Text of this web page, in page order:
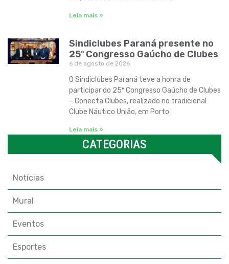
Leia mais »
Sindiclubes Paraná presente no
25º Congresso Gaúcho de Clubes
6 de agosto de 2026
O Sindiclubes Paraná teve a honra de
participar do 25º Congresso Gaúcho de Clubes
– Conecta Clubes, realizado no tradicional
Clube Náutico União, em Porto
Leia mais »
CATEGORIAS
Notícias
Mural
Eventos
Esportes